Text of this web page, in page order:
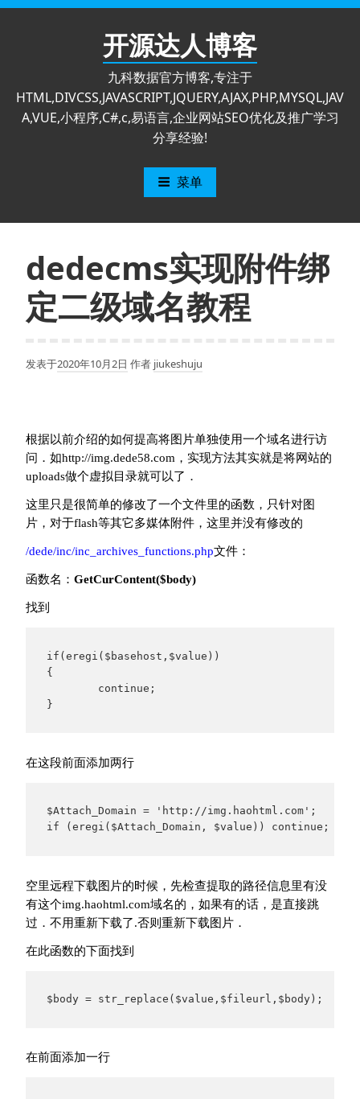
跳
开源达人博客
九科数据官方博客,专注于
HTML,DIVCSS,JAVASCRIPT,JQUERY,AJAX,PHP,MYSQL,JAV
A,VUE,小程序,C#,c,易语言,企业网站SEO优化及推广学习
分享经验!
菜单
dedecms实现附件绑
定二级域名教程
发表于2020年10月2日 作者 jiukeshuju
根据以前介绍的如何提高将图片单独使用一个域名进行访
问．如http://img.dede58.com，实现方法其实就是将网站的
uploads做个虚拟目录就可以了．
这里只是很简单的修改了一个文件里的函数，只针对图
片，对于flash等其它多媒体附件，这里并没有修改的
/dede/inc/inc_archives_functions.php文件：
函数名： GetCurContent($body)
找到
if(eregi($basehost,$value))
{
}
在这段前面添加两行
$Attach_Domain = 'http://img.haohtml.com';
if (eregi($Attach_Domain, $value)) continue;
空里远程下载图片的时候，先检查提取的路径信息里有没
有这个img.haohtml.com域名的，如果有的话，是直接跳
过．不用重新下载了.否则重新下载图片．
在此函数的下面找到
$body = str_replace($value,$fileurl,$body);
在前面添加一行